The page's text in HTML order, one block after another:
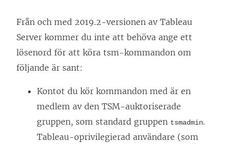
Från och med 2019.2-versionen av Tableau
Server kommer du inte att behöva ange ett
lösenord för att köra tsm-kommandon om
följande är sant:
Kontot du kör kommandon med är en
medlem av den TSM-auktoriserade
gruppen, som standard gruppen tsmadmin.
Tableau-oprivilegierad användare (som